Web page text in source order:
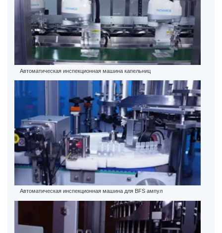
Автоматическая инспекционная машина капельниц
Автоматическая инспекционная машина для BFS ампул